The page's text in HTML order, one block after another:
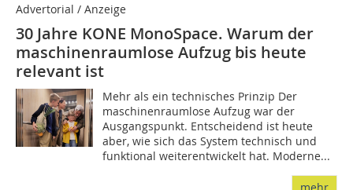
Advertorial / Anzeige
30 Jahre KONE MonoSpace. Warum der
maschinenraumlose Aufzug bis heute
relevant ist
Mehr als ein technisches Prinzip Der
maschinenraumlose Aufzug war der
Ausgangspunkt. Entscheidend ist heute
aber, wie sich das System technisch und
funktional weiterentwickelt hat. Moderne...